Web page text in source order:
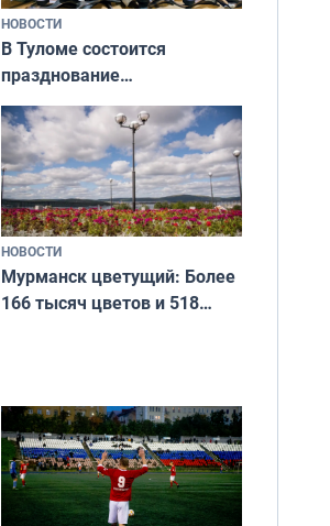
НОВОСТИ
В Туломе состоится
празднование
Международного дня
коренных народов мира
НОВОСТИ
Мурманск цветущий: Более
166 тысяч цветов и 518